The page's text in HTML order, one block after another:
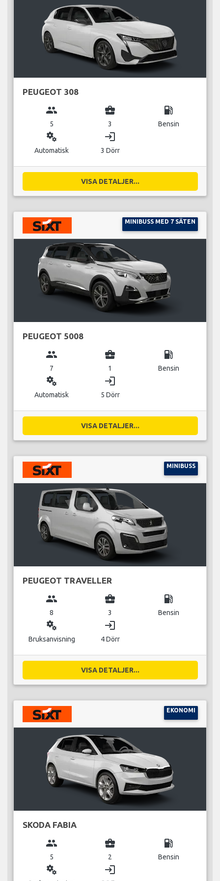
PEUGEOT 308
group
5
business_center
3
local_gas_station
Bensin
miscellaneous_services
Automatisk
login
3 Dörr
VISA DETALJER...
MINIBUSS MED 7 SÄTEN
PEUGEOT 5008
group
7
business_center
1
local_gas_station
Bensin
miscellaneous_services
Automatisk
login
5 Dörr
VISA DETALJER...
MINIBUSS
PEUGEOT TRAVELLER
group
8
business_center
3
local_gas_station
Bensin
miscellaneous_services
Bruksanvisning
login
4 Dörr
VISA DETALJER...
EKONOMI
SKODA FABIA
group
5
business_center
2
local_gas_station
Bensin
miscellaneous_services login